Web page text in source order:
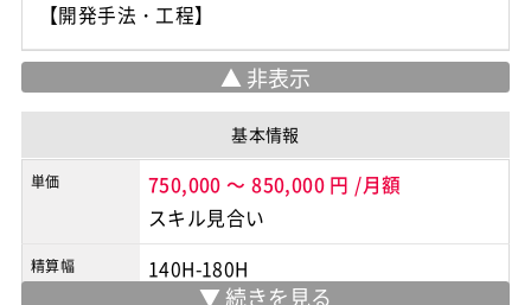
基本情報
単価 750,000 ～850,000 円 /月額
スキル見合い
精算幅 140H-180H